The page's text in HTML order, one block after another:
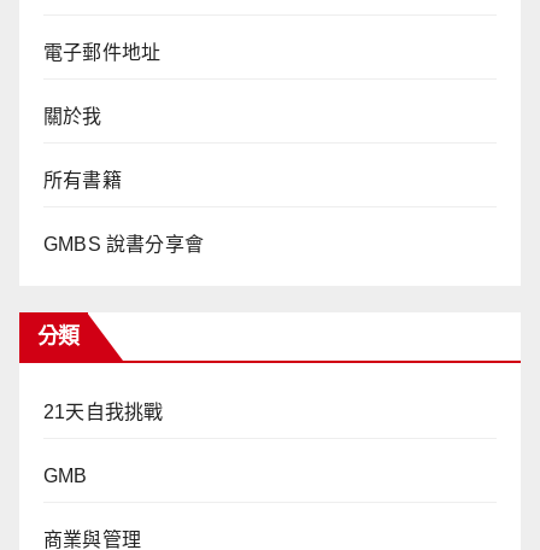
電子郵件地址
關於我
所有書籍
GMBS 說書分享會
分類
21天自我挑戰
GMB
商業與管理